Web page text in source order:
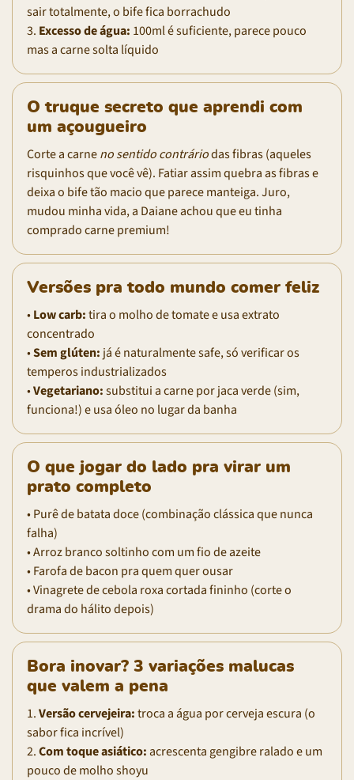
sair totalmente, o bife fica borrachudo
3. Excesso de água: 100ml é suficiente, parece pouco
mas a carne solta líquido
O truque secreto que aprendi com
um açougueiro
Corte a carneno sentido contráriodas fibras (aqueles
risquinhos que você vê). Fatiar assim quebra as fibras e
deixa o bife tão macio que parece manteiga. Juro,
mudou minha vida, a Daiane achou que eu tinha
comprado carne premium!
Versões pra todo mundo comer feliz
•Low carb:tira o molho de tomate e usa extrato
concentrado
•Sem glúten: já é naturalmente safe, só verificar os
temperos industrializados
•Vegetariano:substitui a carne por jaca verde (sim,
funciona!) e usa óleo no lugar da banha
O que jogar do lado pra virar um
prato completo
• Purê de batata doce (combinação clássica que nunca
falha)
• Arroz branco soltinho com um fio de azeite
• Farofa de bacon pra quem quer ousar
• Vinagrete de cebola roxa cortada fininho (corte o
drama do hálito depois)
Bora inovar? 3 variações malucas
que valem a pena
1.Versão cervejeira:troca a água por cerveja escura (o
sabor fica incrível)
2.Com toque asiático:acrescenta gengibre ralado e um
pouco de molho shoyu